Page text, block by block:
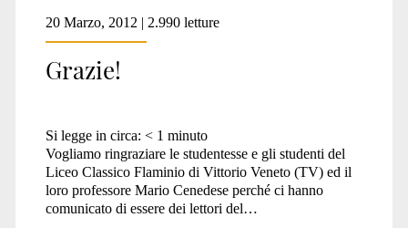
<span>liceo
classico
20 Marzo, 2012 | 2.990 letture
Grazie!
Si legge in circa: < 1 minuto
Vogliamo ringraziare le studentesse e gli studenti del
Liceo Classico Flaminio di Vittorio Veneto (TV) ed il
loro professore Mario Cenedese perché ci hanno
comunicato di essere dei lettori del…